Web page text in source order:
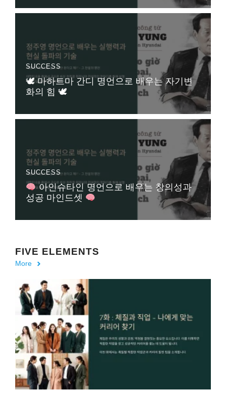
SUCCESS
🕊 마하트마 간디 명언으로 배우는 자기변
화의 힘 🕊
SUCCESS
아인슈타인 명언으로 배우는 창의성과
성공 마인드셋
FIVE ELEMENTS
More